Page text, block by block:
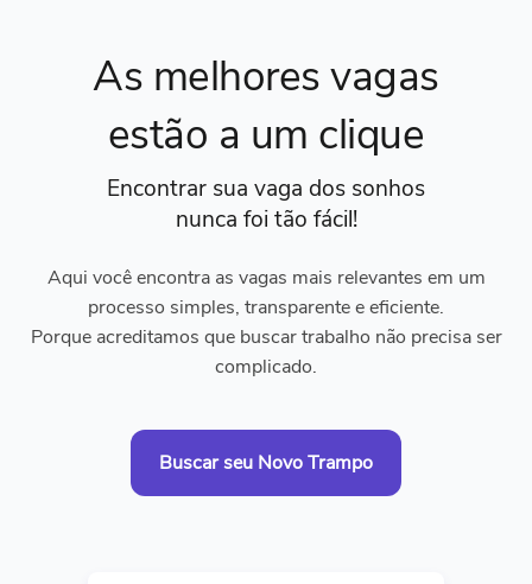
As melhores vagas
estão a um clique
Encontrar sua vaga dos sonhos
nunca foi tão fácil!
Aqui você encontra as vagas mais relevantes em um
processo simples, transparente e eficiente.
Porque acreditamos que buscar trabalho não precisa ser
complicado.
Buscar seu Novo Trampo